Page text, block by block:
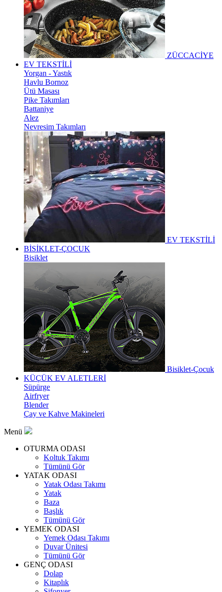
ZÜCCACİYE
EV TEKSTİLİ
Yorgan - Yastık
Havlu Bornoz
Ütü Masası
Pike Takımları
Battaniye
Alez
Nevresim Takımları
EV TEKSTİLİ
BİSİKLET-ÇOCUK
Bisiklet
Bisiklet-Çocuk
KÜÇÜK EV ALETLERİ
Süpürge
Airfryer
Blender
Çay ve Kahve Makineleri
Menü
OTURMA ODASI
Koltuk Takımı
Tümünü Gör
YATAK ODASI
Yatak Odası Takımı
Yatak
Baza
Başlık
Tümünü Gör
YEMEK ODASI
Yemek Odası Takımı
Duvar Ünitesi
Tümünü Gör
GENÇ ODASI
Dolap
Kitaplık